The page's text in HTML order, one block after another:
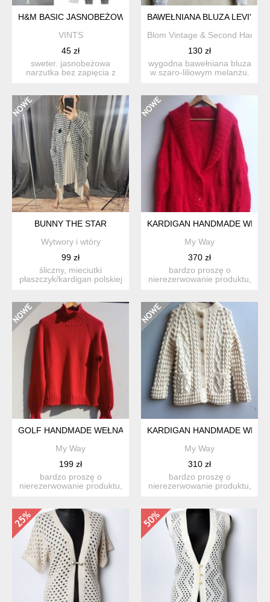
H&M BASIC JASNOBEŻOWA NARZUTKA CARDIGAN Z
VINTS
45 zł
sweter. jasnobeżowa
narzutka bez zapięcia z
BAWEŁNIANA BLUZA LEVI'S
Blom Vintage & Second Hand
130 zł
wygodna bawełniana bluza
w szaro-liliowym melanżu.
BUNNY THE STAR
Wytwory i wtóry
99 zł
śliczny, mieciutki
płaszczyk/kardigan polskiej
KARDIGAN HANDMADE
My Way
370 zł
bardzo proszę o
nierezerwowanie produktu,
GOLF HANDMADE WEŁNA
My Way
199 zł
bardzo proszę o
nierezerwowanie produktu,
KARDIGAN HANDMADE
My Way
310 zł
bardzo proszę o
nierezerwowanie produktu,